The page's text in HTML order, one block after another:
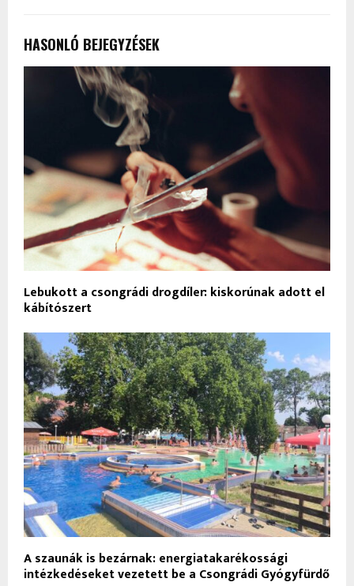
HASONLÓ BEJEGYZÉSEK
Lebukott a csongrádi drogdíler: kiskorúnak adott el
kábítószert
A szaunák is bezárnak: energiatakarékossági
intézkedéseket vezetett be a Csongrádi Gyógyfürdő